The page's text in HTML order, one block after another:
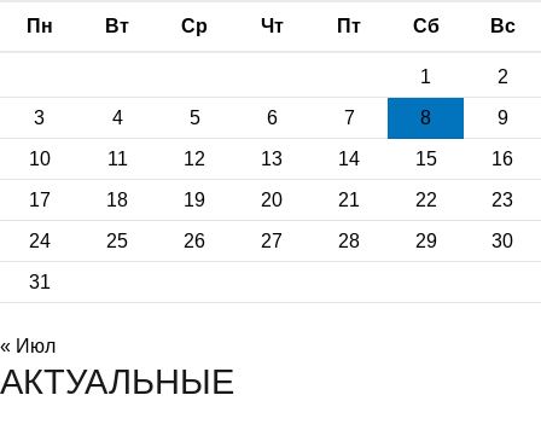
Пн Вт Ср Чт Пт Сб Вс
1
2
3
4 5 6 7 8
9
10
11 12 13 14 15
16
17
18 19 20 21 22
23
24
25 26 27 28 29
30
31
« Июл
АКТУАЛЬНЫЕ